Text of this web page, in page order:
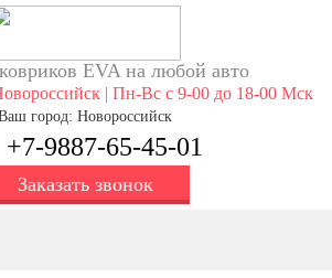
EVA ​на любой авто
| Пн-Вс с 9-00 до 18-00 Мск
город: Новороссийск
+7-9887-65-45-01
Заказать звонок